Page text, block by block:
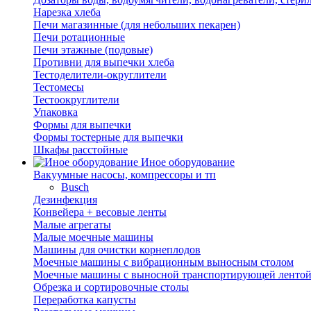
Нарезка хлеба
Печи магазинные (для небольших пекарен)
Печи ротационные
Печи этажные (подовые)
Противни для выпечки хлеба
Тестоделители-округлители
Тестомесы
Тестоокруглители
Упаковка
Формы для выпечки
Формы тостерные для выпечки
Шкафы расстойные
Иное оборудование
Вакуумные насосы, компрессоры и тп
Busch
Дезинфекция
Конвейера + весовые ленты
Малые агрегаты
Малые моечные машины
Машины для очистки корнеплодов
Моечные машины с вибрационным выносным столом
Моечные машины с выносной транспортирующей лентой
Обрезка и сортировочные столы
Переработка капусты